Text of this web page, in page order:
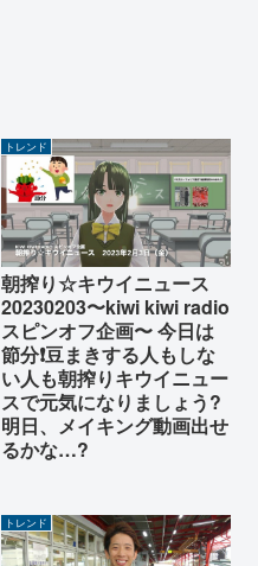
トレンド
朝搾り☆キウイニュース
20230203〜kiwi kiwi radio
スピンオフ企画〜 今日は
節分❗️豆まきする人もしな
い人も朝搾りキウイニュー
スで元気になりましょう?
明日、メイキング動画出せ
るかな…?
トレンド